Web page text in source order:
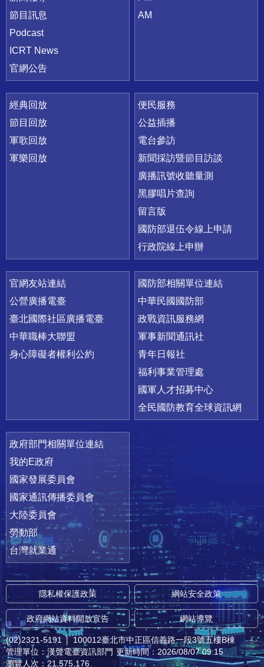
節目訊息
Podcast
ICRT News
官網公告
AM
經典回放
節目回放
軍歌回放
軍樂回放
便民服務
公益插播
電台參訪
新聞採訪暨節目訪談
廣播訊號收聽量測
黑膠唱片查詢
留言版
國防部退伍令線上申請
行政院線上申辦
官網友站連結
公營廣播電臺
臺北國際社區廣播電臺
中華職棒大聯盟
身心障礙者權利公約
國防部相關單位連結
中華民國國防部
政戰資訊服務網
軍事新聞通訊社
青年日報社
福利事業管理處
國軍人才招募中心
全民國防教育全球資訊網
政府部門相關單位連結
我的E政府
國家發展委員會
國家通訊傳播委員會
大陸委員會
勞動部
台灣就業通
隱私權保護政策 網站安全政策
政府網站資料開放宣告 網站導覽
(02)2321-5191 │ 100012臺北市中正區信義路一段3號五樓B棟
管理單位：漢聲電臺資訊部門 更新時間：2026/08/07 09:15
瀏覽人次：21,575,176